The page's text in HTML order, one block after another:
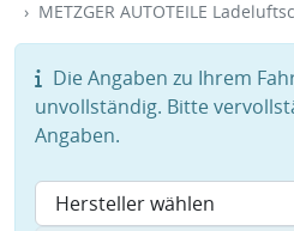
METZGER AUTOTEILE
Die Angaben zu Ihrem
unvollständig. Bitte
Angaben.